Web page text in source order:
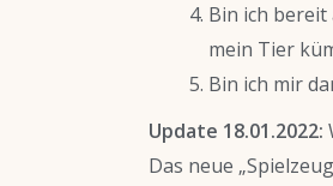
Bin ich bereit
mein Tier
Bin ich mir
Update 18.01.2022:
Das neue